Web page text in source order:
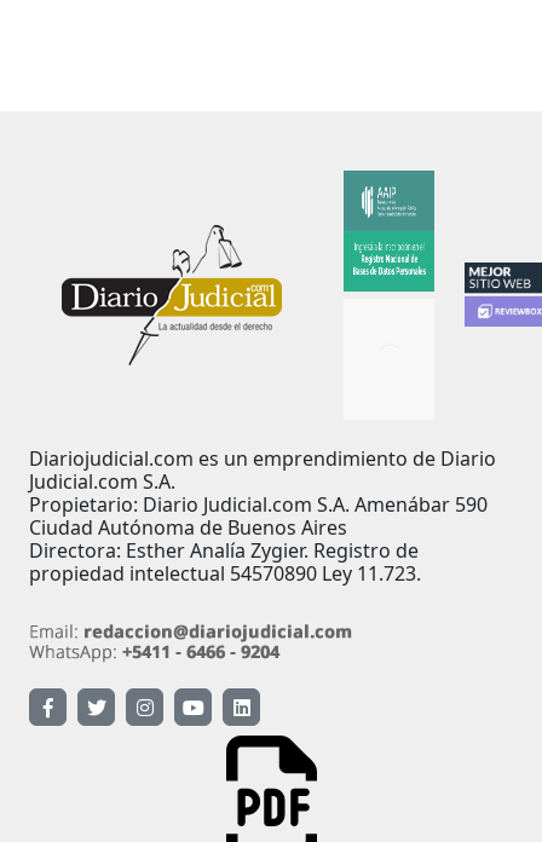
Diariojudicial.com es un emprendimiento de Diario
Judicial.com S.A.
Propietario: Diario Judicial.com S.A. Amenábar 590
Ciudad Autónoma de Buenos Aires
Directora: Esther Analía Zygier. Registro de
propiedad intelectual 54570890 Ley 11.723.